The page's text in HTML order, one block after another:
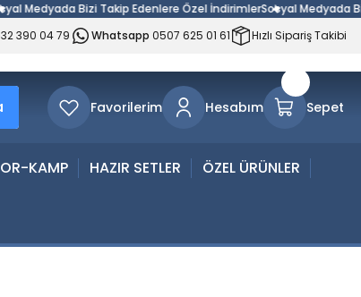
Bizi Takip Edenlere Özel İndirimlerSosyal Medyada Bizi
390 04 79 Whatsapp 0507 625 01 61 Hızlı Sipariş Takibi
Favorilerim Hesabım Sepet
KAMP HAZIR SETLER ÖZEL ÜRÜNLER